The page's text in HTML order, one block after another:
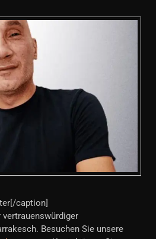
caption]
vertrauenswürdiger
Besuchen Sie unsere